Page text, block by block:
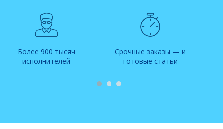
Более 900 тысяч
исполнителей
Срочные заказы — и
готовые статьи